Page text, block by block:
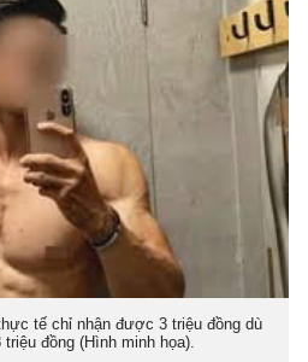
tế chỉ nhận được 3 triệu đồng dù
đồng (Hình minh họa).